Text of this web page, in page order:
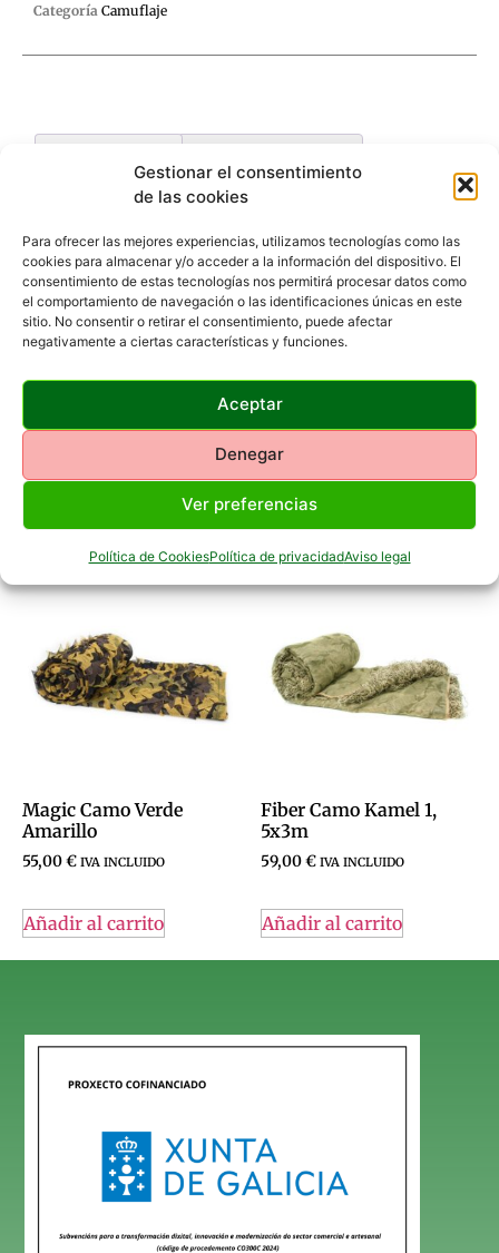
Gestionar el consentimiento
de las cookies
Para ofrecer las mejores experiencias, utilizamos tecnologías como las
cookies para almacenar y/o acceder a la información del dispositivo. El
consentimiento de estas tecnologías nos permitirá procesar datos como
el comportamiento de navegación o las identificaciones únicas en este
sitio. No consentir o retirar el consentimiento, puede afectar
negativamente a ciertas características y funciones.
Aceptar
Denegar
Ver preferencias
Política de CookiesPolítica de privacidadAviso legal
Productos Relacionados
Magic Camo Verde
Amarillo
55,00€ IVA INCLUIDO
Añadir al carrito
Fiber Camo Kamel 1,
5x3m
59,00€ IVA INCLUIDO
Añadir al carrito
Categoría Camuflaje
Descripción
Impresionante camuflaje diseñado con una malla en la
capa inferior y una tela 3D con imagen de troncos y hojas
impresa a todo color y con recorte tipo hoja en la capa
superior. Ofrece un camuflaje muy realista. Gracias al
permite ver muy bien a través de él.